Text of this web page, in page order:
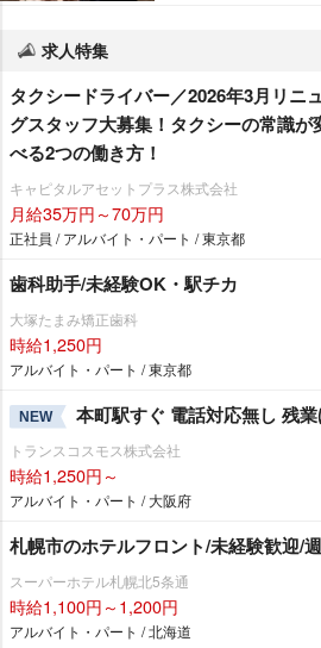
求人特集
タクシードライバー／2026年3月リニ
グスタッフ大募集！タクシーの常識
べる2つの働き方！
キャピタルアセットプラス株式会社
月給35万円～70万円
正社員 / アルバイト・パート / 東京都
歯科助手/未経験OK・駅チカ
大塚たまみ矯正歯科
時給1,250円
アルバイト・パート / 東京都
NEW 本町駅すぐ 電話対応無し 残
トランスコスモス株式会社
時給1,250円～
アルバイト・パート / 大阪府
札幌市のホテルフロント/未経験歓迎/
スーパーホテル札幌北5条通
時給1,100円～1,200円
アルバイト・パート / 北海道